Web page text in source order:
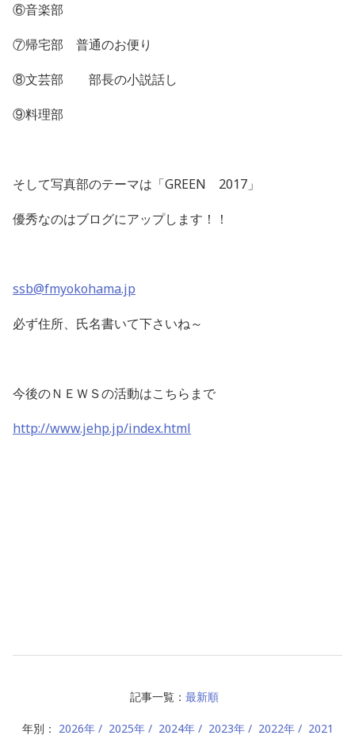
⑥音楽部
⑦帰宅部 普通のお便り
⑧文芸部 部長の小説話し
⑨料理部
そして写真部のテーマは「GREEN 2017」
優秀なのはブログにアップします！！
ssb@fmyokohama.jp
必ず住所、氏名書いて下さいね～
今後のＮＥＷＳの活動はこちらまで
http://www.jehp.jp/index.html
記事一覧： 最新順
年別： 2026年 2025年 2024年 2023年 2022年 2021